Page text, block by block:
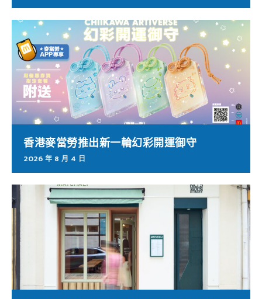
香港麥當勞推出新一輪幻彩開運御守
2026 年 8 月 4 日